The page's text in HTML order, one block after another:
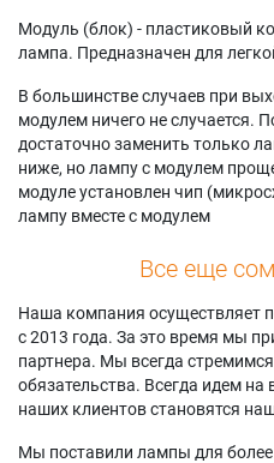
Модуль (блок) - пластиковый
лампа. Предназначен для
В большинстве случаев при
модулем ничего не случается.
достаточно заменить только
ниже, но лампу с модулем
модуле установлен чип
лампу вместе с модулем
Все еще
Наша компания осуществляет
с 2013 года. За это время мы
партнера. Мы всегда
обязательства. Всегда идем
наших клиентов становятся
Мы поставили лампы для более